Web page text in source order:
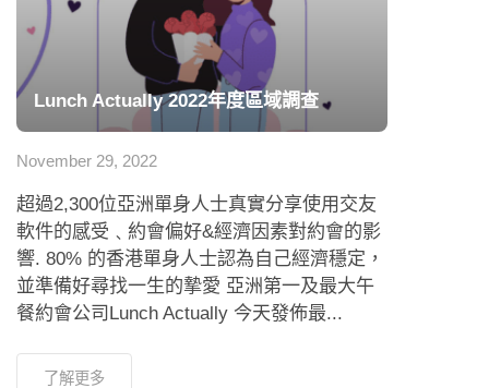
Lunch Actually 2022年度區域調查
November 29, 2022
超過2,300位亞洲單身人士真實分享使用交友
軟件的感受﹑約會偏好&經濟因素對約會的影
響. 80% 的香港單身人士認為自己經濟穩定，
並準備好尋找一生的摯愛 亞洲第一及最大午
餐約會公司Lunch Actually 今天發佈最...
了解更多